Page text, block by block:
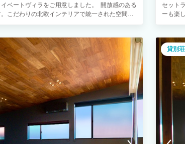
ベートヴィラをご用意しました。 開放感のある
こだわりの北欧インテリアで統一された空間
落ち着くプライベート空間は、宿泊者同士のプラ
をご用意しております。ハイクラスのホテルで
2台づつ設置。上質な寝心地で、心身ともにリ
な時間をお過ごしください。
セット
ーも楽
ウッド
で落ち
ロング
畳）、
冷蔵庫
イング
ン、や
ッチン
ンチ
ド 2台
ヤー、
い捨て
貸別